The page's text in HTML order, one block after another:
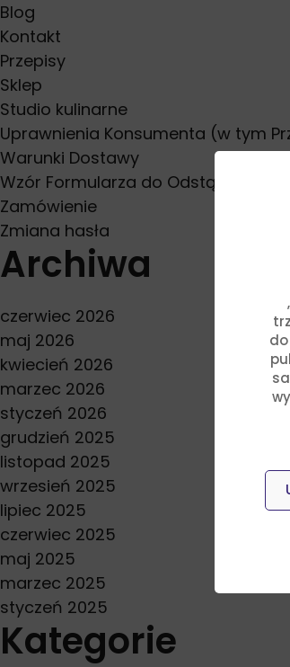
Blog
Kontakt
Przepisy
Sklep
Studio kulinarne
Uprawnienia Konsumenta (w tym
Warunki Dostawy
Wzór Formularza do Odstąpienia od
Zamówienie
Zmiana hasła
Archiwa
czerwiec 2026
maj 2026
kwiecień 2026
marzec 2026
styczeń 2026
grudzień 2025
listopad 2025
wrzesień 2025
lipiec 2025
czerwiec 2025
maj 2025
marzec 2025
styczeń 2025
Kategorie